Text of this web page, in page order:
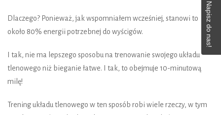
Dlaczego? Ponieważ, jak wspomniałem wcześniej, stanowi to
około 80% energii potrzebnej do wyścigów.
I tak, nie ma lepszego sposobu na trenowanie swojego układu
tlenowego niż bieganie łatwe. I tak, to obejmuje 10-minutową
milę!
Trening układu tlenowego w ten sposób robi wiele rzeczy, w tym
Napisz do nas!